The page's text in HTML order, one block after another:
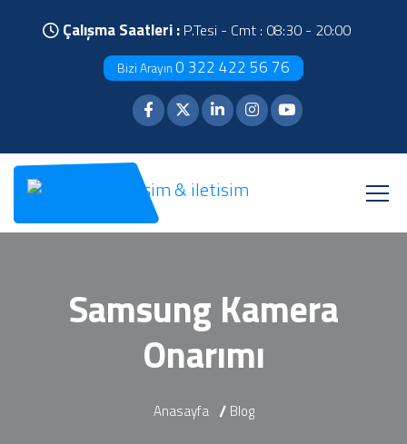
Çalışma Saatleri : P.Tesi - Cmt : 08:30 - 20:00
Bizi Arayın 0 322 422 56 76
Samsung Kamera
Onarımı
Anasayfa Blog